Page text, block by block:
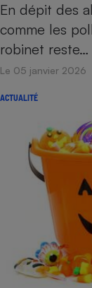
En dépit des
comme les
robinet reste…
Le 05 janvier 2026
ACTUALITÉ